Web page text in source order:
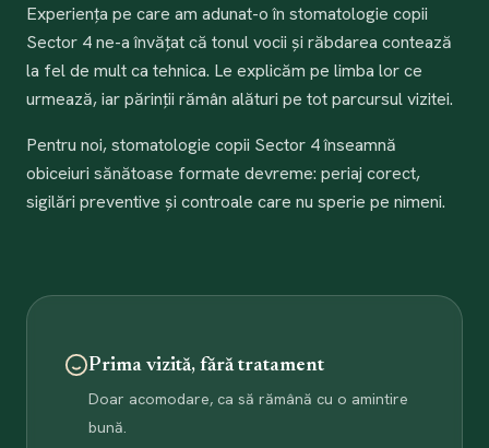
Experiența pe care am adunat-o în stomatologie copii
Sector 4 ne-a învățat că tonul vocii și răbdarea contează
la fel de mult ca tehnica. Le explicăm pe limba lor ce
urmează, iar părinții rămân alături pe tot parcursul vizitei.
Pentru noi, stomatologie copii Sector 4 înseamnă
obiceiuri sănătoase formate devreme: periaj corect,
sigilări preventive și controale care nu sperie pe nimeni.
Prima vizită, fără tratament
Doar acomodare, ca să rămână cu o amintire
bună.